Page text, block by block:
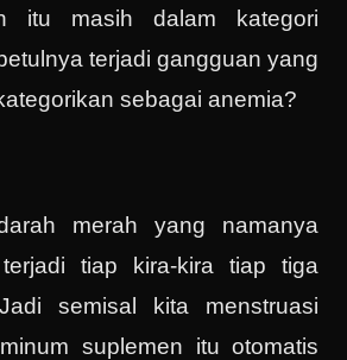
itu masih dalam kategori
terjadi gangguan yang
sebagai anemia?
merah yang namanya
terjadi tiap kira-kira tiap tiga
semisal kita menstruasi
suplemen itu otomatis